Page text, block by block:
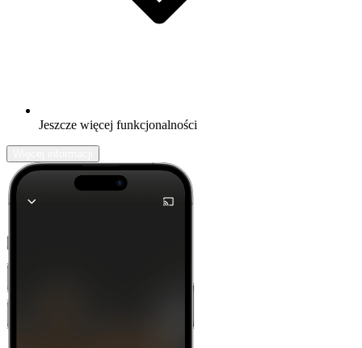
Jeszcze więcej funkcjonalności